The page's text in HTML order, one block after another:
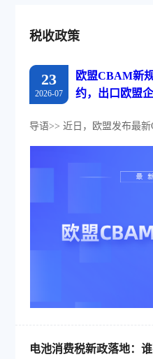
税收政策
23
2026-07
欧盟CBAM新
约，出口欧盟
导语>> 近日，欧盟发布最
电池消费税新政落地：